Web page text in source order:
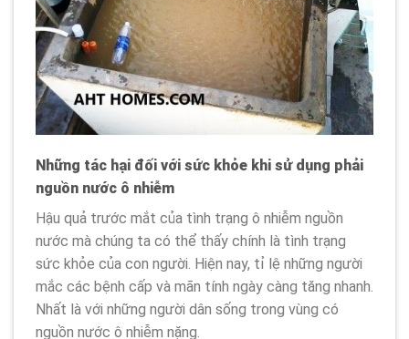
Những tác hại đối với sức khỏe khi sử dụng phải
nguồn nước ô nhiễm
Hậu quả trước mắt của tình trạng ô nhiễm nguồn
nước mà chúng ta có thể thấy chính là tình trạng
sức khỏe của con người. Hiện nay, tỉ lệ những người
mắc các bệnh cấp và mãn tính ngày càng tăng nhanh.
Nhất là với những người dân sống trong vùng có
nguồn nước ô nhiễm nặng.